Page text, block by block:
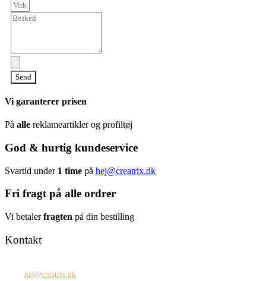
Send
Vi garanterer prisen
På alle reklameartikler og profiltøj
God & hurtig kundeservice
Svartid under 1 time på hej@creatrix.dk
Fri fragt på alle ordrer
Vi betalerfragten på din bestilling
Kontakt
hej@creatrix.dk